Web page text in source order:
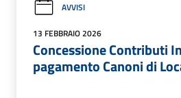
AVVISI
13 FEBBRAIO 2026
Concessione Contributi
pagamento Canoni di